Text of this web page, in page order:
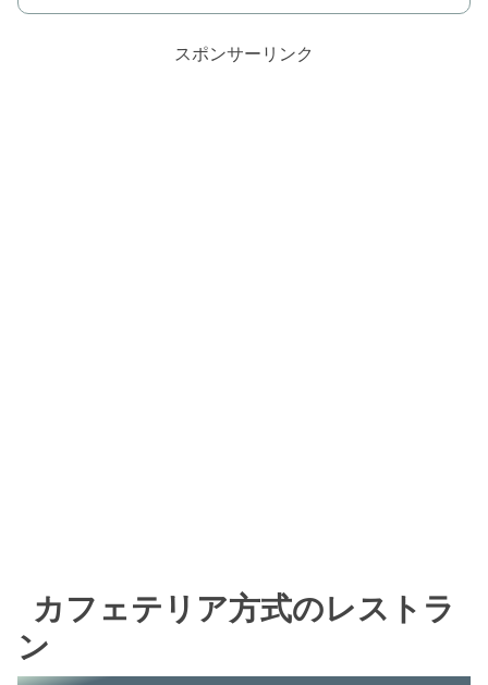
スポンサーリンク
カフェテリア方式のレストラ
ン